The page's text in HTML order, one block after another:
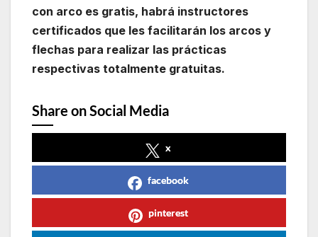
con arco es gratis, habrá instructores
certificados que les facilitarán los arcos y
flechas para realizar las prácticas
respectivas totalmente gratuitas.
Share on Social Media
x
facebook
pinterest